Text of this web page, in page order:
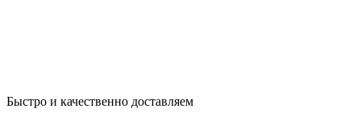
Быстро и качественно доставляем